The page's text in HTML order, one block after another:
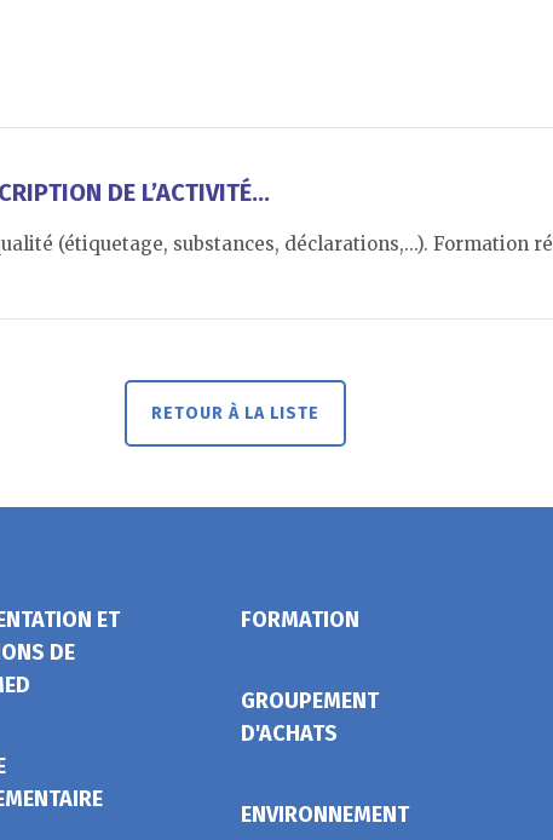
DE L’ACTIVITÉ...
(étiquetage, substances, déclarations,...). Formation
RETOUR À LA LISTE
ET
DE
FORMATION
GROUPEMENT
D'ACHATS
ENVIRONNEMENT